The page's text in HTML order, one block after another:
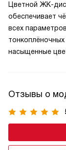
Цветной ЖК-
обеспечивает
всех
насыщенные
делает
и добавляет
с
показывать
Отзывы о